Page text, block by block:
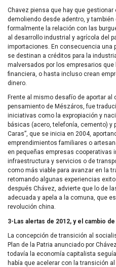
Chavez piensa que hay que
demoliendo desde adentro, y también
formalmente la relación con las
al desarrollo industrial y agrícola del
importaciones. En consecuencia una
se destinan a créditos para la
malversados por los empresarios
financiera, o hasta incluso crean
dinero.
Frente al mismo desafío de aportar al
pensamiento de Mészáros, fue
iniciativas como la expropiación y
básicas (acero, telefonía, cemento) y
Caras”, que se inicia en 2004,
emprendimientos familiares o
en pequeñas empresas cooperativas
infraestructura y servicios o de
como más viable para avanzar en la
retomando algunas experiencias
después Chávez, advierte que lo de
adecuada y apela a la comuna, que
revolución china.
3-Las alertas de 2012, y el cambio
La concepción de transición al
Plan de la Patria anunciado por
todavía la economía capitalista
había que acelerar con la transición